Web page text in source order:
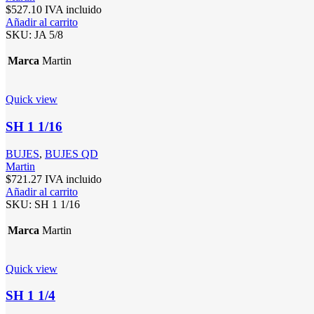
$527.10 IVA incluido
Añadir al carrito
SKU: JA 5/8
Marca Martin
Quick view
SH 1 1/16
BUJES, BUJES QD
Martin
$721.27 IVA incluido
Añadir al carrito
SKU: SH 1 1/16
Marca Martin
Quick view
SH 1 1/4